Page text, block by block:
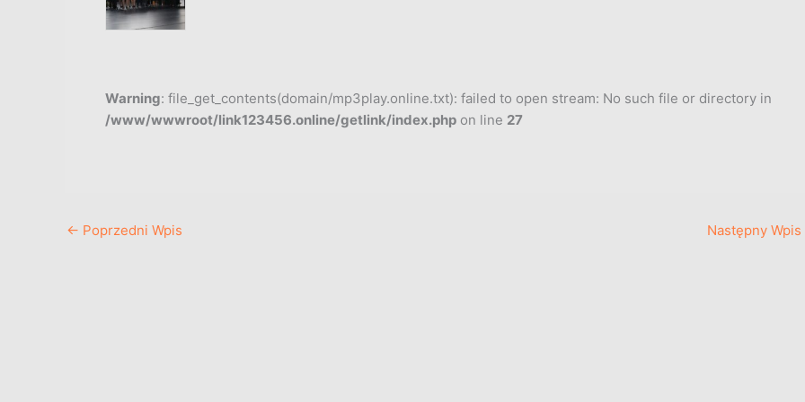
Warning: file_get_contents(domain/mp3play.online.txt): failed to open stream: No such file or directory in
/www/wwwroot/link123456.online/getlink/index.php on line 27
← Poprzedni Wpis Następny Wpis